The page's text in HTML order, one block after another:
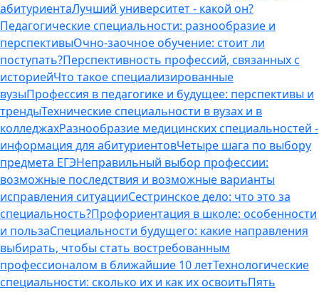
абитуриентаЛучший университет - какой он?
Педагогические специальности: разнообразие и
перспективыОчно-заочное обучение: стоит ли
поступать?Перспективность профессий, связанных с
историейЧто такое специализированные
вузыПрофессия в педагогике и будущее: перспективы и
трендыТехнические специальности в вузах и в
колледжахРазнообразие медицинских специальностей -
информация для абитуриентовЧетыре шага по выбору
предмета ЕГЭНеправильный выбор профессии:
возможные последствия и возможные варианты
исправления ситуацииСестринское дело: что это за
специальность?Профориентация в школе: особенности
и пользаСпециальности будущего: какие направления
выбирать, чтобы стать востребованным
профессионалом в ближайшие 10 летТехнологические
специальности: сколько их и как их освоитьПять